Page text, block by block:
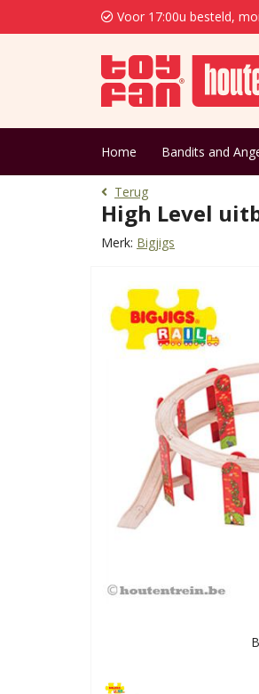
Voor 17:00u besteld,
Home Bandits and
Terug
High Level
Merk: Bigjigs